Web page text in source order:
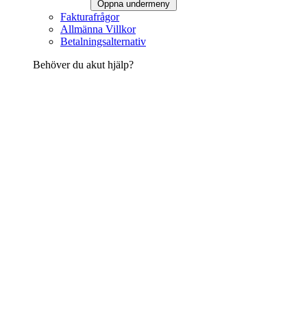
Öppna undermeny
Fakturafrågor
Allmänna Villkor
Betalningsalternativ
Behöver du akut hjälp?